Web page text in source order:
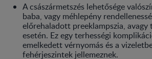
A császármetszés lehetősége
baba, vagy méhlepény
előrehaladott preeklampszia, avagy
esetén. Ez egy terhességi
emelkedett vérnyomás és a
fehérjeszintek jellemeznek.